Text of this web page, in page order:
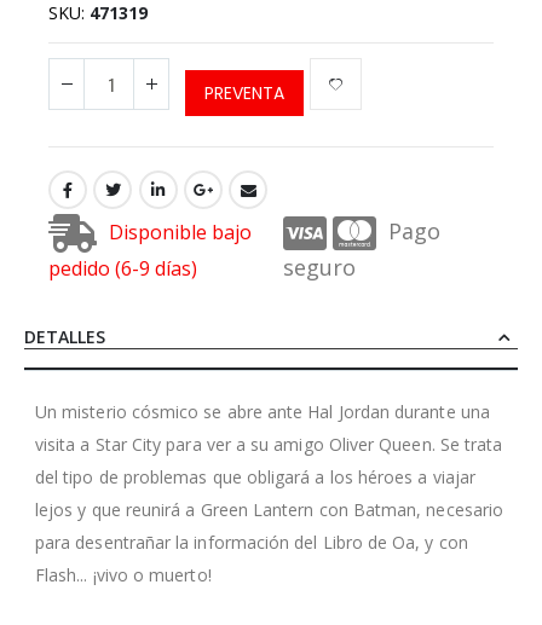
SKU 471319
PREVENTA
Disponible bajo
pedido (6-9 días)
Pago
seguro
DETALLES
Un misterio cósmico se abre ante Hal Jordan durante una
visita a Star City para ver a su amigo Oliver Queen. Se trata
del tipo de problemas que obligará a los héroes a viajar
lejos y que reunirá a Green Lantern con Batman, necesario
para desentrañar la información del Libro de Oa, y con
Flash... ¡vivo o muerto!